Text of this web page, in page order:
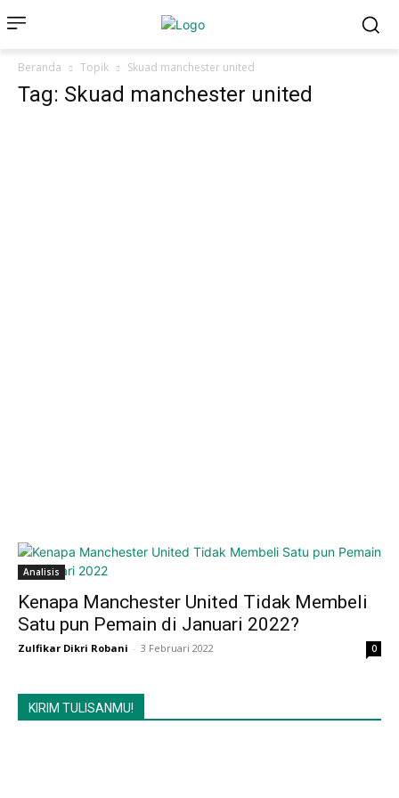
Beranda Topik Skuad manchester united
Tag: Skuad manchester united
Analisis
Kenapa Manchester United Tidak Membeli
Satu pun Pemain di Januari 2022?
Zulfikar Dikri Robani - 3 Februari 2022 0
KIRIM TULISANMU!